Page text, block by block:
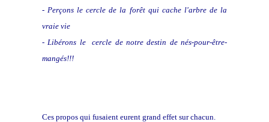
- Perçons le cercle de la forêt qui cache l'arbre de la
vraie vie
- Libérons le cercle de notre destin de nés-pour-être-
mangés!!!
Ces propos qui fusaient eurent grand effet sur chacun.